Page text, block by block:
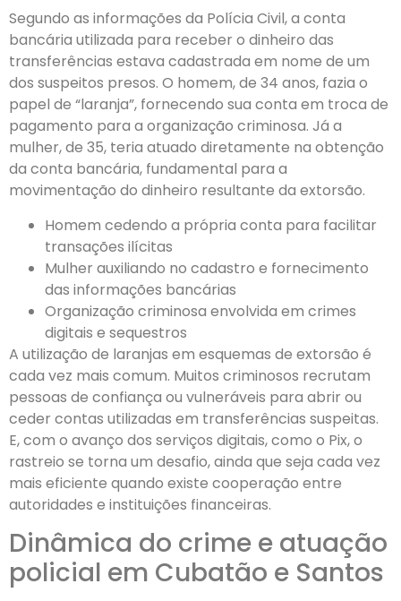
Segundo as informações da Polícia Civil, a conta
bancária utilizada para receber o dinheiro das
transferências estava cadastrada em nome de um
dos suspeitos presos. O homem, de 34 anos, fazia o
papel de “laranja”, fornecendo sua conta em troca de
pagamento para a organização criminosa. Já a
mulher, de 35, teria atuado diretamente na obtenção
da conta bancária, fundamental para a
movimentação do dinheiro resultante da extorsão.
Homem cedendo a própria conta para facilitar
transações ilícitas
Mulher auxiliando no cadastro e fornecimento
das informações bancárias
Organização criminosa envolvida em crimes
digitais e sequestros
A utilização de laranjas em esquemas de extorsão é
cada vez mais comum. Muitos criminosos recrutam
pessoas de confiança ou vulneráveis para abrir ou
ceder contas utilizadas em transferências suspeitas.
E, com o avanço dos serviços digitais, como o Pix, o
rastreio se torna um desafio, ainda que seja cada vez
mais eficiente quando existe cooperação entre
autoridades e instituições financeiras.
Dinâmica do crime e atuação
policial em Cubatão e Santos